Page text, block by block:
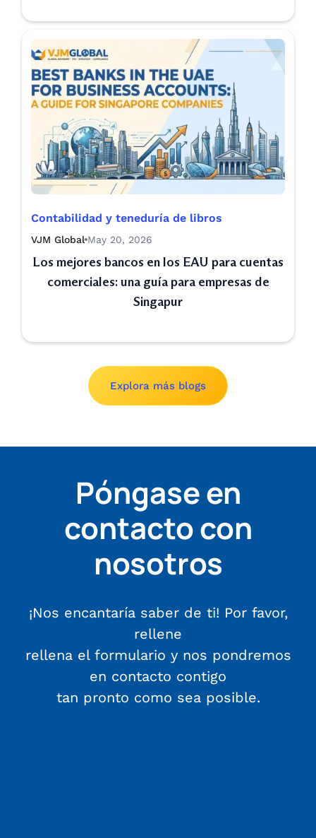
Contabilidad y teneduría de libros
VJM Global May 20, 2026
Los mejores bancos en los EAU para cuentas
comerciales: una guía para empresas de
Singapur
Explora más blogs
Póngase en
contacto con
nosotros
¡Nos encantaría saber de ti! Por favor,
rellene
rellena el formulario y nos pondremos
en contacto contigo
tan pronto como sea posible.